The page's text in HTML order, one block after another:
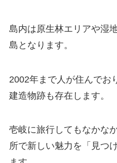
島内は原生林エリアや湿
島となります。
2002年まで人が住んでお
建造物跡も存在します。
壱岐に旅行してもなかな
所で新しい魅力を「見つ